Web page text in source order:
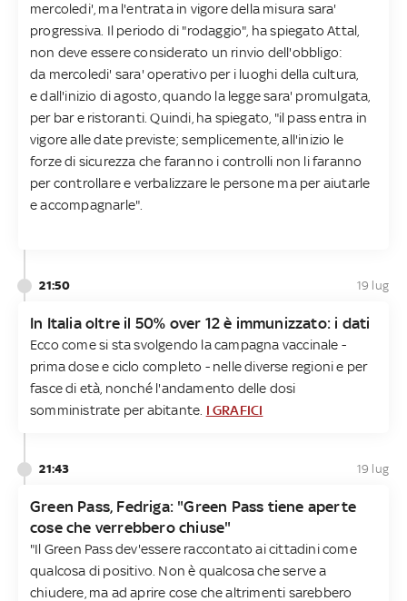
mercoledi', ma l'entrata in vigore della misura sara'
progressiva. Il periodo di "rodaggio", ha spiegato Attal,
non deve essere considerato un rinvio dell'obbligo:
da mercoledi' sara' operativo per i luoghi della cultura,
e dall'inizio di agosto, quando la legge sara' promulgata,
per bar e ristoranti. Quindi, ha spiegato, "il pass entra in
vigore alle date previste; semplicemente, all'inizio le
forze di sicurezza che faranno i controlli non li faranno
per controllare e verbalizzare le persone ma per aiutarle
e accompagnarle".
21:50 19 lug
In Italia oltre il 50% over 12 è immunizzato: i dati
Ecco come si sta svolgendo la campagna vaccinale -
prima dose e ciclo completo - nelle diverse regioni e per
fasce di età, nonché l'andamento delle dosi
somministrate per abitante. I GRAFICI
21:43 19 lug
Green Pass, Fedriga: "Green Pass tiene aperte
cose che verrebbero chiuse"
"Il Green Pass dev'essere raccontato ai cittadini come
qualcosa di positivo. Non è qualcosa che serve a
chiudere, ma ad aprire cose che altrimenti sarebbero